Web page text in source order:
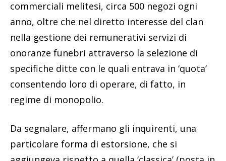
commerciali melitesi, circa 500 negozi ogni
anno, oltre che nel diretto interesse del clan
nella gestione dei remunerativi servizi di
onoranze funebri attraverso la selezione di
specifiche ditte con le quali entrava in ‘quota’
consentendo loro di operare, di fatto, in
regime di monopolio.
Da segnalare, affermano gli inquirenti, una
particolare forma di estorsione, che si